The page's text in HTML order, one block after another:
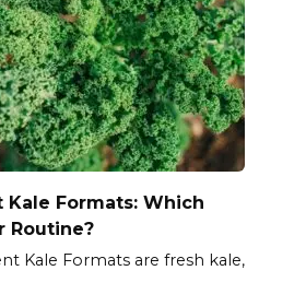
Kale Formats: Which
Routine?
Kale Formats are fresh kale,